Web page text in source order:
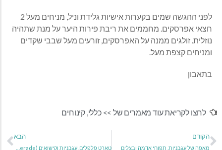
לפני ההגשה שמים בקערות אישיות גלידת וניל, מניחים מעל 2
חצאי אפרסקים. מחממים את ריבת פירות היער על מנת שתהיה
נוזלית. זולגים ממנה על האפרסקים, זורעים מעל שבבי שקדים
ומניחים קצפת מעל.
בתאבון
לחצו לקריאת עוד מאמרים של >> כללי,קינוחים
הקודם
מאפה של עגבניות, תפוחי אדמה ובצלים
הבא